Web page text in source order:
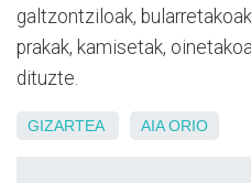
galtzontziloak,
prakak, kamisetak,
dituzte.
GIZARTEA AIA ORIO